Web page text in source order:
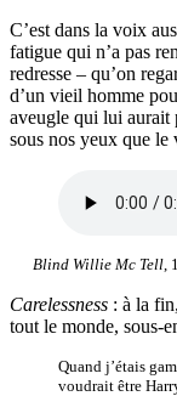
C’est dans la voix
fatigue qui n’a pas
redresse – qu’on
d’un vieil homme
aveugle qui lui aurait
sous nos yeux que le
Blind Willie Mc Tell
Carelessness : à la
tout le monde, sous-
Quand j’étais
voudrait être